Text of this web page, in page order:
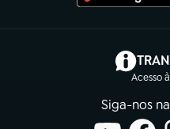
Acesso
Siga-nos